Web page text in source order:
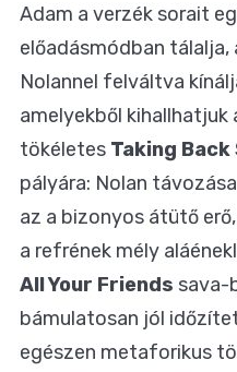
Adam a verzék sorait
előadásmódban tálalja,
Nolannel felváltva
amelyekből
tökéletes Taking Back
pályára: Nolan
az a bizonyos átütő
a refrének mély
All Your Friends sava-
bámulatosan jól
egészen metaforikus